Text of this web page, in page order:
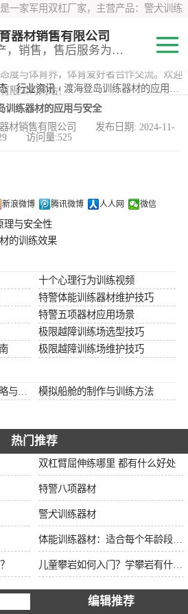
一家军用双杠厂家，主营产品：警犬训练
军用单杠、军用双杠、军犬训练器材等训
线咨询客服，公司以顾客至上的原则，锐
度与体育界，体育爱好者合作交流。欢迎
限公司网站！
器材销售有限公司
集研发，生产，销售，售后服务为一体
›行业资讯› 渡海登岛训练器材的应用与安全
训练器材的应用与安全
器材销售有限公司 发布日期: 2024-11-
访问量:525
新浪微博 腾讯微博 人人网 微信
理与安全性
的训练效果
十个心理行为训练视频
特警体能训练器材维护技巧
特警五项器材应用场景
极限越障训练场选型技巧
极限越障训练场维护技巧
模拟船舱的制作与训练方法
热门推荐
双杠臂屈伸练哪里 都有什么好处
特警八项器材
警犬训练器材
编辑推荐